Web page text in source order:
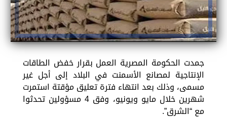
جمدت الحكومة المصرية العمل بقرار خفض الطاقات
الإنتاجية لمصانع الأسمنت في البلاد إلى أجل غير
مسمى، وذلك بعد انتهاء فترة تعليق مؤقتة استمرت
شهرين خلال مايو ويونيو، وفق 4 مسؤولين تحدثوا
مع “الشرق”.